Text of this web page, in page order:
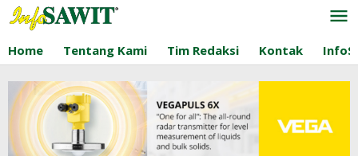
Lewati
ke
konten
Home Tentang Kami Tim Redaksi Kontak